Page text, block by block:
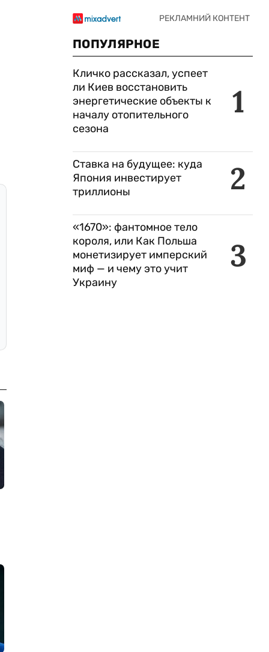
ПОПУЛЯРНОЕ
1
Кличко рассказал, успеет
ли Киев восстановить
энергетические объекты к
началу отопительного
сезона
2
Ставка на будущее: куда
Япония инвестирует
триллионы
3
«1670»: фантомное тело
короля, или Как Польша
монетизирует имперский
миф — и чему это учит
Украину